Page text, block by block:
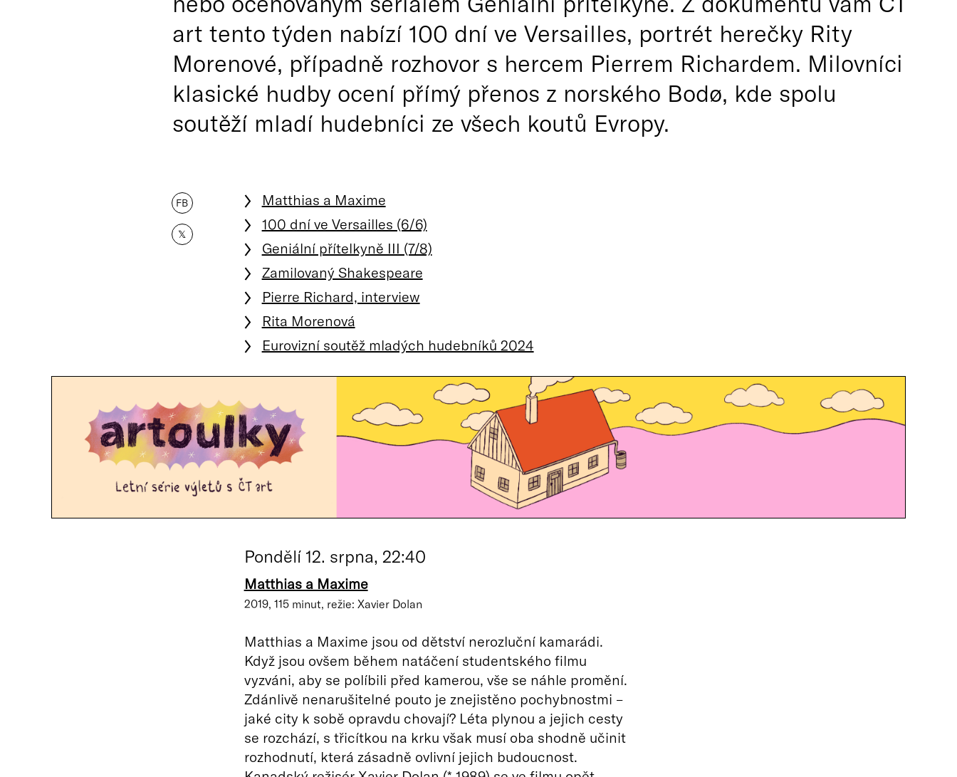
art tento týden nabízí 100 dní ve Versailles, portrét herečky Rity
Morenové, případně rozhovor s hercem Pierrem Richardem. Milovníci
klasické hudby ocení přímý přenos z norského Bodø, kde spolu
soutěží mladí hudebníci ze všech koutů Evropy.
FB
𝕏
Matthias a Maxime
100 dní ve Versailles (6/6)
Geniální přítelkyně III (7/8)
Zamilovaný Shakespeare
Pierre Richard, interview
Rita Morenová
Eurovizní soutěž mladých hudebníků 2024
Pondělí 12. srpna, 22:40
Matthias a Maxime
2019, 115 minut, režie: Xavier Dolan
Matthias a Maxime jsou od dětství nerozluční kamarádi.
Když jsou ovšem během natáčení studentského filmu
vyzváni, aby se políbili před kamerou, vše se náhle promění.
Zdánlivě nenarušitelné pouto je znejistěno pochybnostmi –
jaké city k sobě opravdu chovají? Léta plynou a jejich cesty
se rozchází, s třicítkou na krku však musí oba shodně učinit
rozhodnutí, která zásadně ovlivní jejich budoucnost.